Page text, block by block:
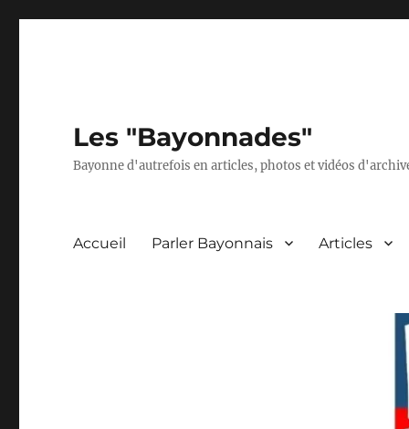
Les "Bayonnades"
Bayonne d'autrefois en articles, photos et vidéos
Accueil Parler Bayonnais Articles